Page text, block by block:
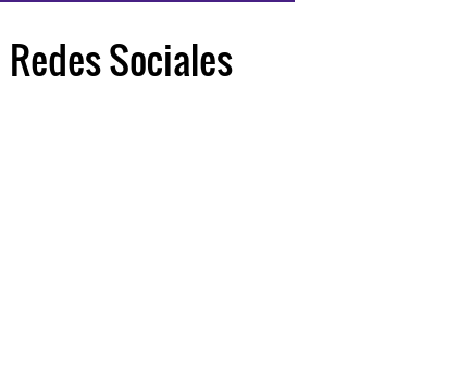
Redes Sociales